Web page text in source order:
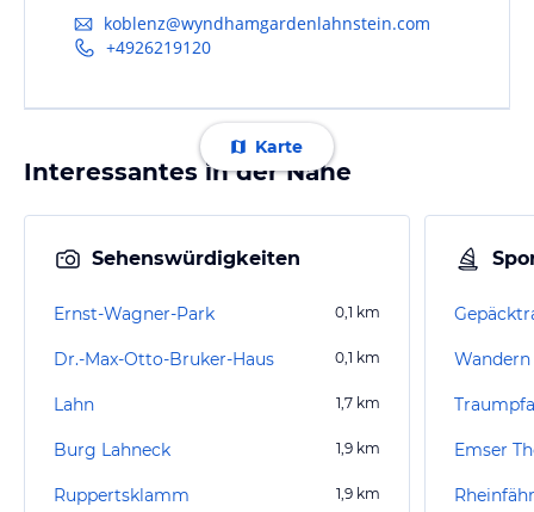
koblenz@wyndhamgardenlahnstein.com
+4926219120
Karte
Interessantes in der Nähe
Sehenswürdigkeiten
Ernst-Wagner-Park 0,1 km
Dr.-Max-Otto-Bruker-Haus 0,1 km
Lahn 1,7 km
Burg Lahneck 1,9 km
Ruppertsklamm 1,9 km
Emser